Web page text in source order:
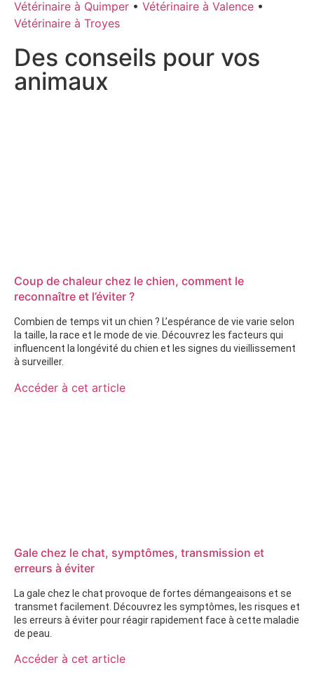
Vétérinaire à Quimper • Vétérinaire à Valence •
Vétérinaire à Troyes
Des conseils pour vos
animaux
Coup de chaleur chez le chien, comment le
reconnaître et l’éviter ?
Combien de temps vit un chien ? L’espérance de vie varie selon
la taille, la race et le mode de vie. Découvrez les facteurs qui
influencent la longévité du chien et les signes du vieillissement
à surveiller.
Accéder à cet article
Gale chez le chat, symptômes, transmission et
erreurs à éviter
La gale chez le chat provoque de fortes démangeaisons et se
transmet facilement. Découvrez les symptômes, les risques et
les erreurs à éviter pour réagir rapidement face à cette maladie
de peau.
Accéder à cet article